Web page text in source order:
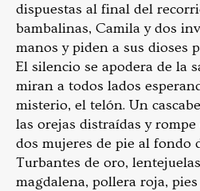
dispuestas al final del
bambalinas, Camila y dos
manos y piden a sus dioses
El silencio se apodera de la
miran a todos lados
misterio, el telón. Un
las orejas distraídas y
dos mujeres de pie al fondo
Turbantes de oro,
magdalena, pollera roja,